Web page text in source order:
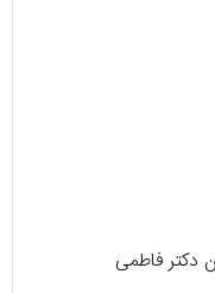
دکتر فاطمی